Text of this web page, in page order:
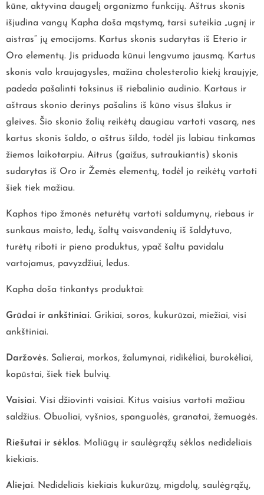
kūne, aktyvina daugelį organizmo funkcijų. Aštrus skonis
išjudina vangų Kapha doša mąstymą, tarsi suteikia „ugnį ir
aistras“ jų emocijoms. Kartus skonis sudarytas iš Eterio ir
Oro elementų. Jis priduoda kūnui lengvumo jausmą. Kartus
skonis valo kraujagysles, mažina cholesterolio kiekį kraujyje,
padeda pašalinti toksinus iš riebalinio audinio. Kartaus ir
aštraus skonio derinys pašalins iš kūno visus šlakus ir
gleives. Šio skonio žolių reikėtų daugiau vartoti vasarą, nes
kartus skonis šaldo, o aštrus šildo, todėl jis labiau tinkamas
žiemos laikotarpiu. Aitrus (gaižus, sutraukiantis) skonis
sudarytas iš Oro ir Žemės elementų, todėl jo reikėtų vartoti
šiek tiek mažiau.
Kaphos tipo žmonės neturėtų vartoti saldumynų, riebaus ir
sunkaus maisto, ledų, šaltų vaisvandenių iš šaldytuvo,
turėtų riboti ir pieno produktus, ypač šaltu pavidalu
vartojamus, pavyzdžiui, ledus.
Kapha doša tinkantys produktai:
Grūdai ir ankštiniai. Grikiai, soros, kukurūzai, miežiai, visi
ankštiniai.
Daržovės. Salierai, morkos, žalumynai, ridikėliai, burokėliai,
kopūstai, šiek tiek bulvių.
Vaisiai. Visi džiovinti vaisiai. Kitus vaisius vartoti mažiau
saldžius. Obuoliai, vyšnios, spanguolės, granatai, žemuogės.
Riešutai ir sėklos. Moliūgų ir saulėgrąžų sėklos nedideliais
kiekiais.
Aliejai. Nedideliais kiekiais kukurūzų, migdolų, saulėgrąžų,